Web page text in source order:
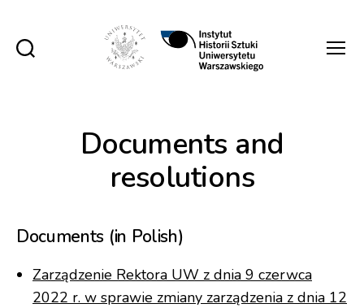
UW
Documents and
resolutions
Documents (in Polish)
Zarządzenie Rektora UW z dnia 9 czerwca
2022 r. w sprawie zmiany zarządzenia z dnia 12